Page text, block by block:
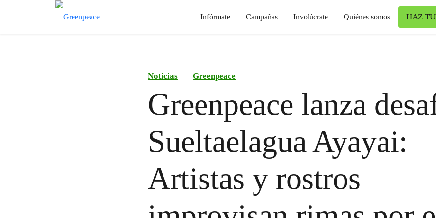
Infórmate Campañas Involúcrate Quiénes somos HAZ
Noticias Greenpeace
Greenpeace lanza
Sueltaelagua Ayayai:
Artistas y rostros